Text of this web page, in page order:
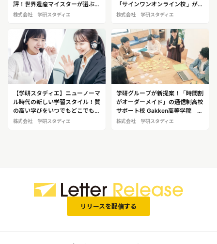
評！世界遺産マイスターが選ぶ！
2025年後半に行くべき世界遺産
株式会社 学研スタディエ
「サインワンオンライン校」が提
供する個別最適化された学びで、
株式会社 学研スタディエ
【学研スタディエ】ニューノーマ
ル時代の新しい学習スタイル！質
の高い学びをいつでもどこでも！
場所を選ばずに成績向上を実現！
株式会社 学研スタディエ
学研グループが新提案！「時間割
がオーダーメイド」の通信制高校
サポート校 Gakken高等学院 久
喜キャンパス【学研スタディエ】
株式会社 学研スタディエ
リリースを配信する